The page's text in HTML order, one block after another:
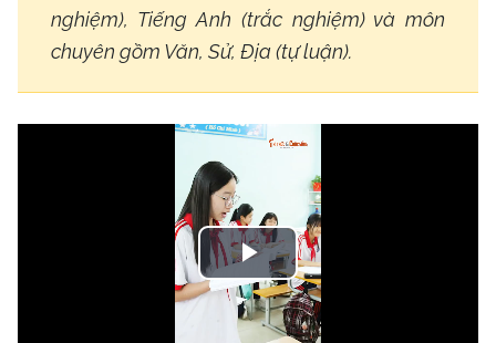
nghiệm), Tiếng Anh (trắc nghiệm) và môn
chuyên gồm Văn, Sử, Địa (tự luận).
Play
Video